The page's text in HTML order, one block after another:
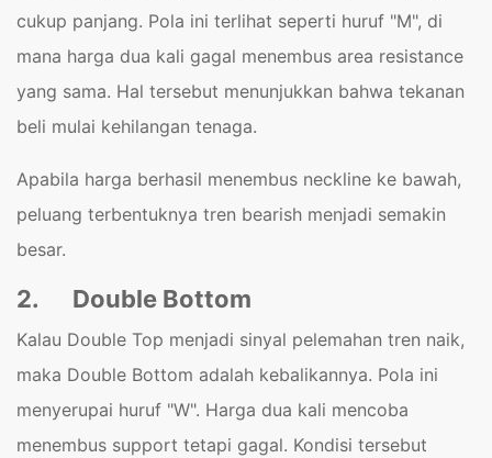
cukup panjang. Pola ini terlihat seperti huruf "M", di
mana harga dua kali gagal menembus area resistance
yang sama. Hal tersebut menunjukkan bahwa tekanan
beli mulai kehilangan tenaga.
Apabila harga berhasil menembus neckline ke bawah,
peluang terbentuknya tren bearish menjadi semakin
besar.
2. Double Bottom
Kalau Double Top menjadi sinyal pelemahan tren naik,
maka Double Bottom adalah kebalikannya. Pola ini
menyerupai huruf "W". Harga dua kali mencoba
menembus support tetapi gagal. Kondisi tersebut